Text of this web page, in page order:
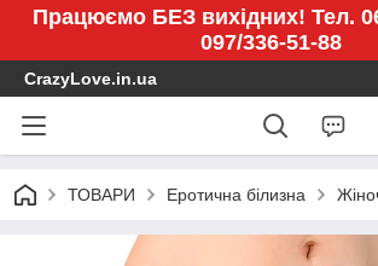
Працюємо БЕЗ вихідних! Тел.
097/336-51-88
CrazyLove.in.ua
ТОВАРИ Еротична білизна